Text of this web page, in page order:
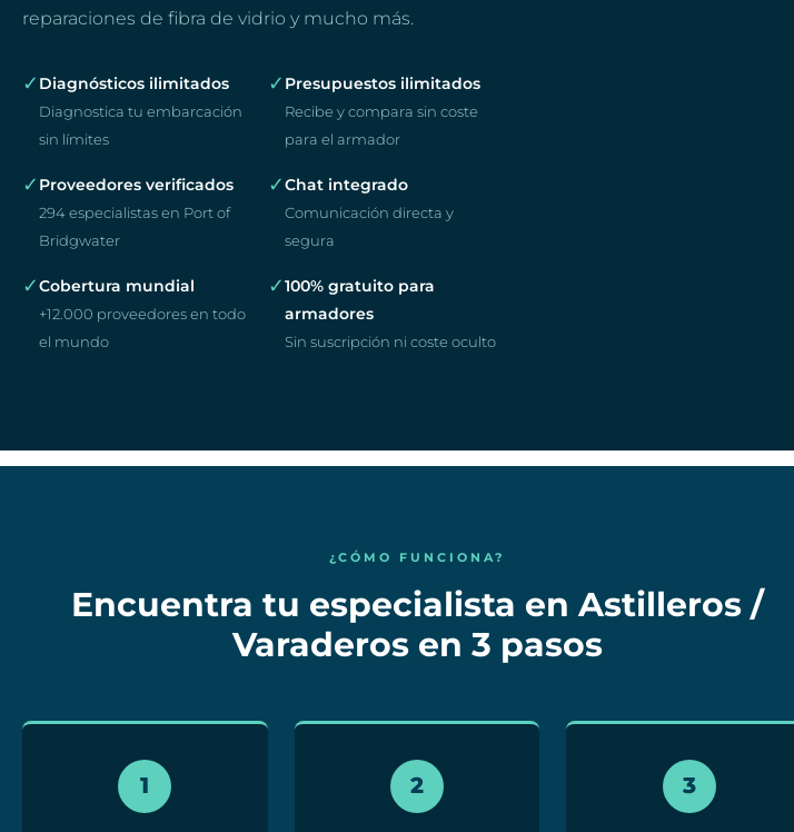
reparaciones de fibra de vidrio y mucho más.
✓ Diagnósticos ilimitados
Diagnostica tu embarcación
sin límites
✓ Presupuestos ilimitados
Recibe y compara sin coste
para el armador
✓ Proveedores verificados
294 especialistas en Port of
Bridgwater
✓Chat integrado
Comunicación directa y
segura
✓Cobertura mundial
+12.000 proveedores en todo
el mundo
✓100% gratuito para
armadores
Sin suscripción ni coste oculto
¿CÓMO FUNCIONA?
Encuentra tu especialista en Astilleros /
Varaderos en 3 pasos
1 2 3